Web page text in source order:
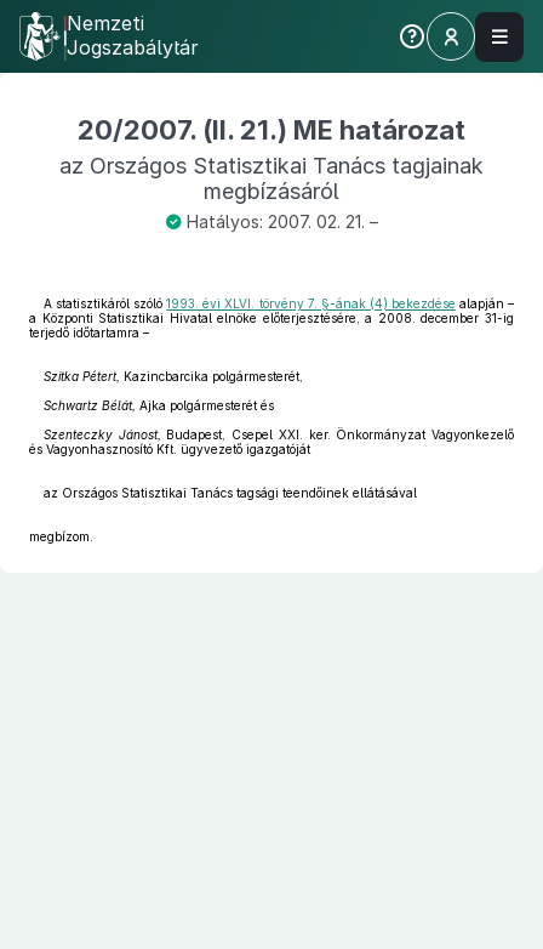
Nemzeti
Jogszabálytár
20/2007. (II. 21.) ME határozat
az Országos Statisztikai Tanács tagjainak
megbízásáról
Hatályos: 2007. 02. 21. –
A statisztikáról szóló1993. évi XLVI. törvény 7. §-ának (4) bekezdése alapján –
a Központi Statisztikai Hivatal elnöke előterjesztésére, a 2008. december 31-ig
terjedő időtartamra –
Szitka Pétert, Kazincbarcika polgármesterét,
Schwartz Bélát, Ajka polgármesterét és
Szenteczky Jánost, Budapest, Csepel XXI. ker. Önkormányzat Vagyonkezelő
és Vagyonhasznosító Kft. ügyvezető igazgatóját
az Országos Statisztikai Tanács tagsági teendőinek ellátásával
megbízom.